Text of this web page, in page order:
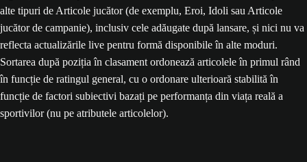
alte tipuri de Articole jucător (de exemplu, Eroi, Idoli sau Articole
jucător de campanie), inclusiv cele adăugate după lansare, și nici nu va
reflecta actualizările live pentru formă disponibile în alte moduri.
Sortarea după poziția în clasament ordonează articolele în primul rând
în funcție de ratingul general, cu o ordonare ulterioară stabilită în
funcție de factori subiectivi bazați pe performanța din viața reală a
sportivilor (nu pe atributele articolelor).